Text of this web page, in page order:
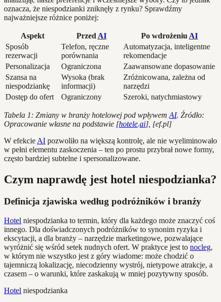
oznacza, że niespodzianki zniknęły z rynku? Sprawdźmy
najważniejsze różnice poniżej:
Aspekt Przed AI Po wdrożeniu AI
Sposób
rezerwacji
Telefon, ręczne
porównania
Automatyzacja, inteligentne
rekomendacje
Personalizacja
Ograniczona
Zaawansowane dopasowanie
Szansa na
niespodziankę
Wysoka (brak
informacji)
Zróżnicowana, zależna od
narzędzi
Dostęp do ofert
Ograniczony Szeroki, natychmiastowy
Tabela 1: Zmiany w branży hotelowej pod wpływem AI. Źródło:
Opracowanie własne na podstawie [hotele.ai], [ef.pl]
W efekcie AI pozwoliło na większą kontrolę, ale nie wyeliminowało
w pełni elementu zaskoczenia – ten po prostu przybrał nowe formy,
często bardziej subtelne i spersonalizowane.
Czym naprawdę jest hotel niespodzianka?
Definicja zjawiska według podróżników i branży
Hotel niespodzianka to termin, który dla każdego może znaczyć coś
innego. Dla doświadczonych podróżników to synonim ryzyka i
ekscytacji, a dla branży – narzędzie marketingowe, pozwalające
wyróżnić się wśród setek nudnych ofert. W praktyce jest to nocleg,
w którym nie wszystko jest z góry wiadome: może chodzić o
tajemniczą lokalizację, niecodzienny wystrój, nietypowe atrakcje, a
czasem – o warunki, które zaskakują w mniej pozytywny sposób.
Hotel niespodzianka